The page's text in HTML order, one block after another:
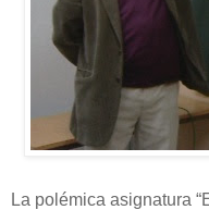
La polémica asignatura